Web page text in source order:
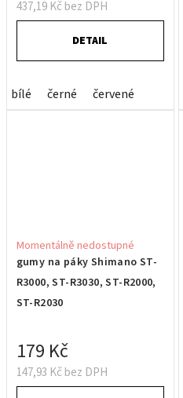
437,19 Kč bez DPH
DETAIL
bílé černé červené
gumy na páky Shimano ST-
R3000, ST-R3030, ST-R2000,
ST-R2030
Momentálně nedostupné
147,93 Kč bez DPH
179 Kč